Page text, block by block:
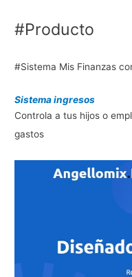
#Producto
#Sistema Mis Finanzas
Sistema ingresos
Controla a tus hijos o
gastos